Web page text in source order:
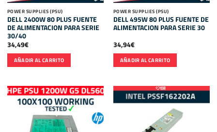
POWER SUPPLIES (PSU)
DELL 2400W 80 PLUS FUENTE
DE ALIMENTACION PARA SERIE
30/40
34,49€
AÑADIR AL CARRITO
POWER SUPPLIES (PSU)
DELL 495W 80 PLUS FUENTE DE
ALIMENTACION PARA SERIE 30
34,94€
AÑADIR AL CARRITO